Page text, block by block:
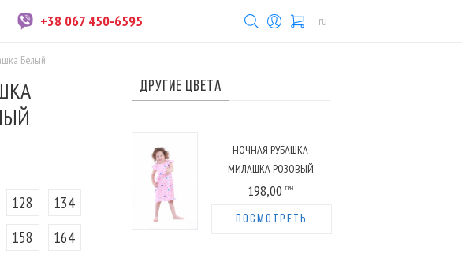
ru
+38 067 450-6595
Белый
128
134
158 164
ДРУГИЕ ЦВЕТА
НОЧНАЯ РУБАШКА
МИЛАШКА РОЗОВЫЙ
198,00ГРН
ПОСМОТРЕТЬ